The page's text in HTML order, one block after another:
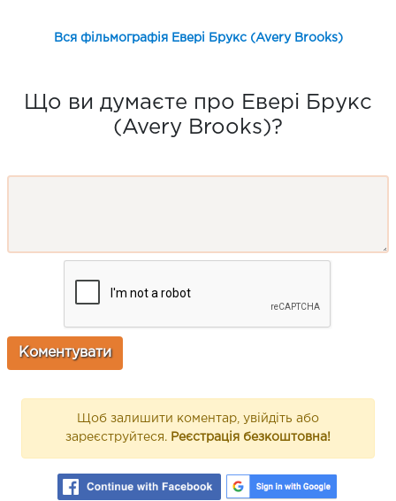
Вся фільмографія Евері Брукс (Avery Brooks)
Що ви думаєте про Евері Брукс
(Avery Brooks)?
Щоб залишити коментар, увійдіть або
зареєструйтеся. Реєстрація безкоштовна!